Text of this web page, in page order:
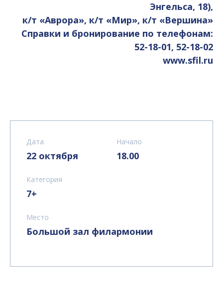
Энгельса, 18),
к/т «Аврора», к/т «Мир», к/т «Вершина»
Справки и бронирование по телефонам:
52-18-01, 52-18-02
www.sfil.ru
Дата
22 октября
Начало
18.00
Категория
7+
Место
Большой зал филармонии